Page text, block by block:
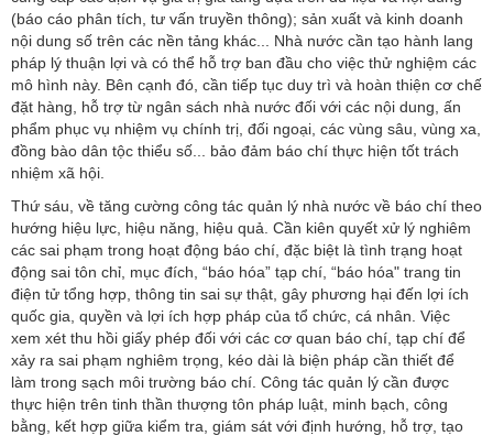
(báo cáo phân tích, tư vấn truyền thông); sản xuất và kinh doanh
nội dung số trên các nền tảng khác... Nhà nước cần tạo hành lang
pháp lý thuận lợi và có thể hỗ trợ ban đầu cho việc thử nghiệm các
mô hình này. Bên cạnh đó, cần tiếp tục duy trì và hoàn thiện cơ chế
đặt hàng, hỗ trợ từ ngân sách nhà nước đối với các nội dung, ấn
phẩm phục vụ nhiệm vụ chính trị, đối ngoại, các vùng sâu, vùng xa,
đồng bào dân tộc thiểu số... bảo đảm báo chí thực hiện tốt trách
nhiệm xã hội.
Thứ sáu, về tăng cường công tác quản lý nhà nước về báo chí theo
hướng hiệu lực, hiệu năng, hiệu quả. Cần kiên quyết xử lý nghiêm
các sai phạm trong hoạt động báo chí, đặc biệt là tình trạng hoạt
động sai tôn chỉ, mục đích, “báo hóa” tạp chí, “báo hóa" trang tin
điện tử tổng hợp, thông tin sai sự thật, gây phương hại đến lợi ích
quốc gia, quyền và lợi ích hợp pháp của tổ chức, cá nhân. Việc
xem xét thu hồi giấy phép đối với các cơ quan báo chí, tạp chí để
xảy ra sai phạm nghiêm trọng, kéo dài là biện pháp cần thiết để
làm trong sạch môi trường báo chí. Công tác quản lý cần được
thực hiện trên tinh thần thượng tôn pháp luật, minh bạch, công
bằng, kết hợp giữa kiểm tra, giám sát với định hướng, hỗ trợ, tạo